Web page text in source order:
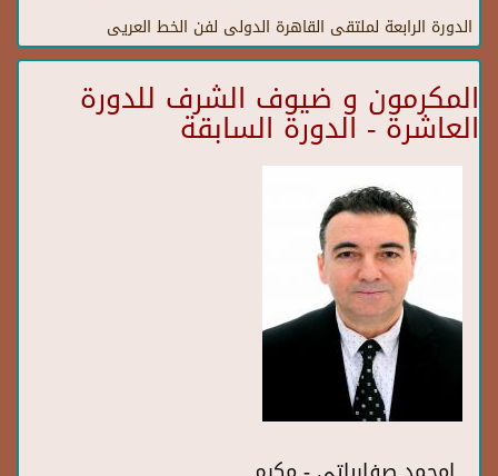
الدورة الرابعة لملتقى القاهرة الدولى لفن الخط العريى
المكرمون و ضيوف الشرف للدورة
العاشرة - الدورة السابقة